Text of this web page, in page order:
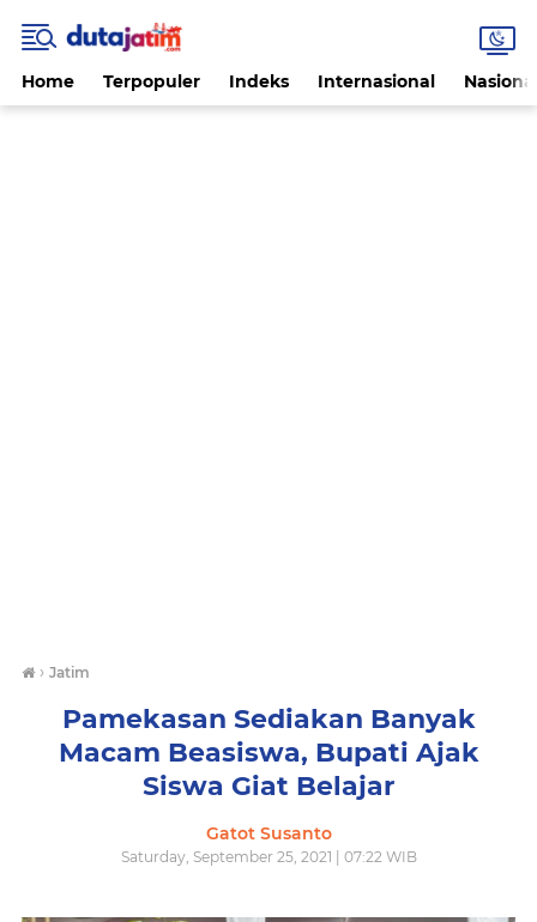
Home Terpopuler Indeks Internasional
› Jatim
Pamekasan Sediakan Banyak
Macam Beasiswa, Bupati Ajak
Siswa Giat Belajar
Gatot Susanto
Saturday, September 25, 2021 | 07:22 WIB